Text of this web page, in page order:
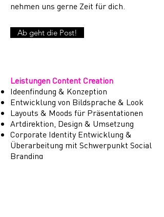
nehmen uns gerne Zeit für dich.
Leistungen Content Creation
Ideenfindung & Konzeption
Entwicklung von Bildsprache & Look
Layouts & Moods für Präsentationen
Artdirektion, Design & Umsetzung
Corporate Identity Entwicklung &
Überarbeitung mit Schwerpunkt Social
Branding
Ab geht die Post!